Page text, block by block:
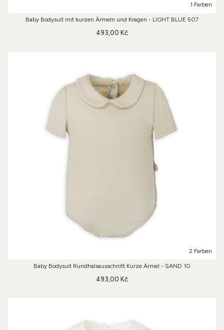
1 Farben
Baby Bodysuit mit kurzen Ärmeln und Kragen - LIGHT BLUE 507
493,00 Kč
2 Farben
Baby Bodysuit Rundhalsausschnitt Kurze Ärmel - SAND 10
493,00 Kč